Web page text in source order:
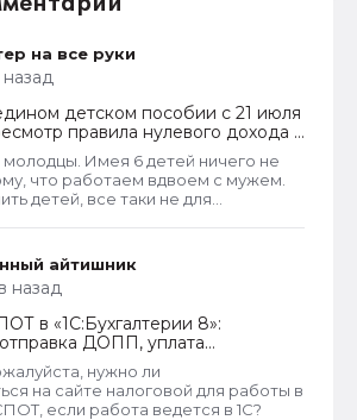
на все руки
детском пособии с 21 июля
правила нулевого дохода и
оформления пособий по месту
Имея 6 детей ничего не
что работаем вдвоем с мужем.
детей, все таки не для
получать пособия их все же
могу сказать что как то не
критерии оценивания
айтишник
назад
в «1С:Бухгалтерии 8»:
ДОПП, уплата
платежа и получение QR-
нужно ли
на сайте налоговой для работы в
если работа ведется в 1С?